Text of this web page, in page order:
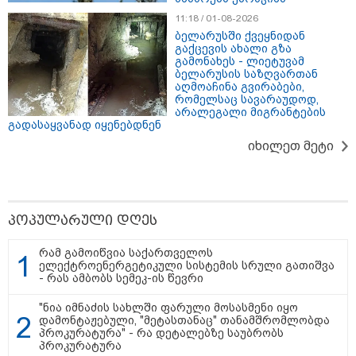
გამოქვეყნდა SpaceX-ის
რაკეტის ფრაგმენტის
მთვარესთან შეჯახების
ამსახველი კადრები -
ორბიტალურმა აპარატმა
მთვარის ზედაპირი შეჯახებამდე
და შეჯახების შემდეგ გადაიღო
10:45 / 07-08-2026
"აშშ კვლავაც ღრმად
საქართველოს ტერიტორიის
09:05 / 07-08-2026
ცნობილ "ტიკტოკერს" ლაივის
დროს ესროლეს, ის ადგილზე
გარდაიცვალა - რას ამბობს
მომხდარზე მექსიკის პოლიცია
11:18 / 01-08-2026
ბელარუსში ქვეყნიდან
გაქცევის ახალი გზა
გამონახეს - ლიეტუვამ
ბელარუსის საზღვართან
აღმოაჩინა გვირაბები,
რომელსაც სავარაუდოდ,
არალეგალი მიგრანტების
გადასაყვანად იყენებდნენ
იხილეთ მეტი
პოპულარული დღეს
რამ გამოიწვია საქართველოს
ელექტროენერგეტიკული სისტემის სრული გათიშვა
- რას ამბობს სემეკ-ის წევრი
"ნია იმნაძის სახლში ფარული მოსასმენი იყო
დამონტაჟებული, "მეტასთანაც" თანამშრომლობდა
პროკურატურა" - რა დეტალებზე საუბრობს
პროკურატურა